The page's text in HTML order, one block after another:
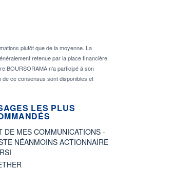
plutôt que de la moyenne. La
retenue par la place financière.
BOURSORAMA n'a participé à son
ce consensus sont disponibles et
LES PLUS
DE MES COMMUNICATIONS -
NÉANMOINS ACTIONNAIRE